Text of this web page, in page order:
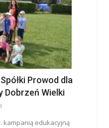
Prowod dla
Dobrzeń Wielki
kampanią edukacyjną